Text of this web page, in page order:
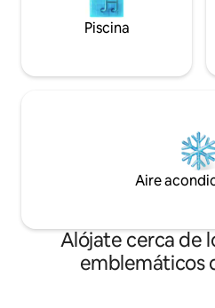
Piscina
Aire
Alójate cerca de
emblemáticos